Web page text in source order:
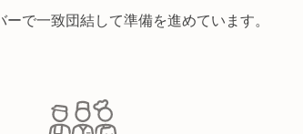
で一致団結して準備を進めています。